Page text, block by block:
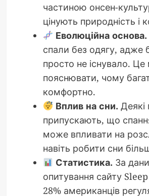
частиною онсен-
цінують природність і
Еволюційна основа.
спали без одягу, адже
просто не існувало.
пояснювати, чому
комфортно.
Вплив на сни. Деякі
припускають, що
може впливати на
навіть робити сни
Статистика. За
опитування сайту
28% американців